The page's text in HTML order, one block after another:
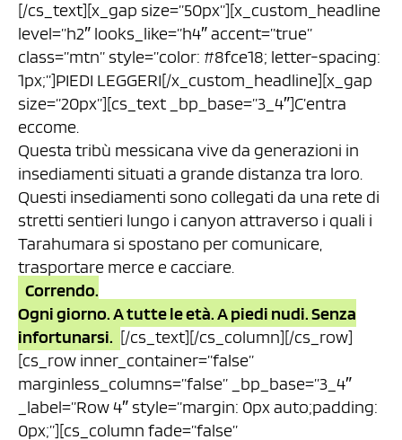
[/cs_text][x_gap size=”50px”][x_custom_headline
level=”h2″ looks_like=”h4″ accent=”true”
class=”mtn” style=”color: #8fce18; letter-spacing:
1px;”]PIEDI LEGGERI[/x_custom_headline][x_gap
size=”20px”][cs_text _bp_base=”3_4″]C’entra
eccome.
Questa tribù messicana vive da generazioni in
insediamenti situati a grande distanza tra loro.
Questi insediamenti sono collegati da una rete di
stretti sentieri lungo i canyon attraverso i quali i
Tarahumara si spostano per comunicare,
trasportare merce e cacciare.
Correndo.
Ogni giorno. A tutte le età. A piedi nudi. Senza
infortunarsi. [/cs_text][/cs_column][/cs_row]
[cs_row inner_container=”false”
marginless_columns=”false” _bp_base=”3_4″
_label=”Row 4″ style=”margin: 0px auto;padding:
0px;”][cs_column fade=”false”